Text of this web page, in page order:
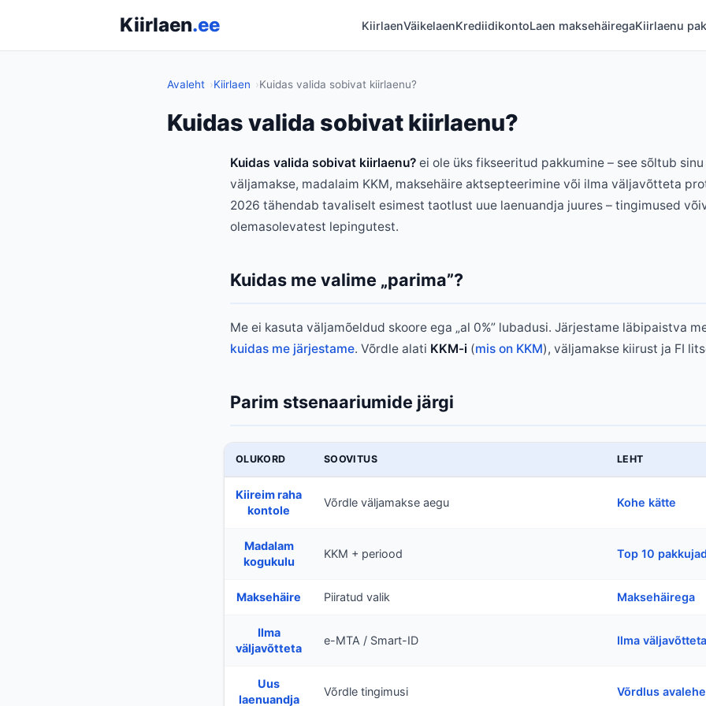
Kiirlaen.ee KiirlaenVäikelaenKrediidikontoLaen maksehäiregaKiirlaenu
Avaleht Kiirlaen Kuidas valida sobivat kiirlaenu?
Kuidas valida sobivat kiirlaenu?
Kuidas valida sobivat kiirlaenu? ei ole üks fikseeritud pakkumine – see sõltub
väljamakse, madalaim KKM, maksehäire aktsepteerimine või ilma väljavõtteta
2026 tähendab tavaliselt esimest taotlust uue laenuandja juures – tingimused
olemasolevatest lepingutest.
Kuidas me valime „parima”?
Me ei kasuta väljamõeldud skoore ega „al 0%” lubadusi. Järjestame läbipaistva
kuidas me järjestame. Võrdle alati KKM-i (mis on KKM), väljamakse kiirust ja FI
Parim stsenaariumide järgi
OLUKORD SOOVITUS LEHT
Kiireim raha
kontole
Võrdle väljamakse aegu Kohe kätte
Madalam
kogukulu
KKM + periood Top 10 pakkujad
Maksehäire Piiratud valik Maksehäirega
Ilma
väljavõtteta
e-MTA / Smart-ID Ilma väljavõtteta
Uus
laenuandja
Võrdle tingimusi Võrdlus